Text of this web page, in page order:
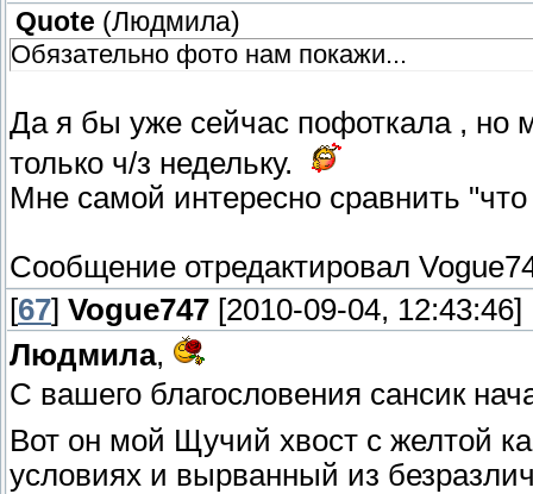
Quote (Людмила)
Обязательно фото нам покажи...
Да я бы уже сейчас пофоткала , но
только ч/з недельку.
Мне самой интересно сравнить
Сообщение отредактировал
[67] Vogue747 [2010-09-04, 12:43:46]
Людмила,
С вашего благословения сансик
Вот он мой Щучий хвост с желтой
условиях и вырванный из